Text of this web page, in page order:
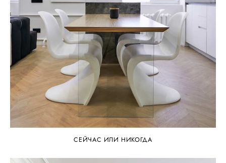
СЕЙЧАС ИЛИ НИКОГДА